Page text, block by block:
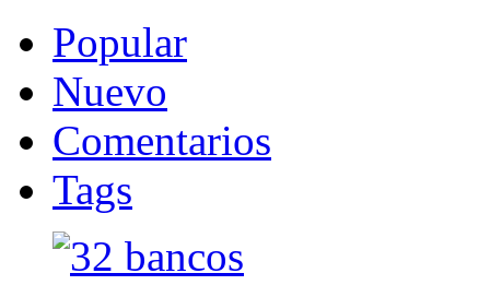
Popular
Nuevo
Comentarios
Tags